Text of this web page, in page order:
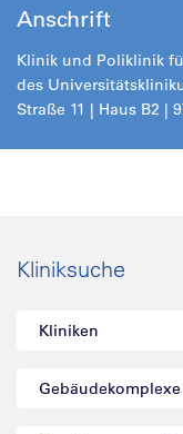
Anschrift
Klinik und Poliklinik
des
Straße 11 | Haus B2 |
Kliniksuche
Kliniken
Gebäudekomplexe